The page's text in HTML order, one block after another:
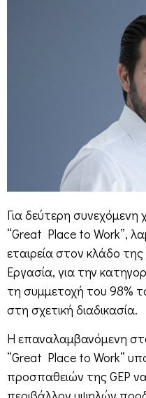
Για δεύτερη συνεχόμενη
“Great Place to Work”,
εταιρεία στον κλάδο
Εργασία, για την
τη συμμετοχή του 98%
στη σχετική διαδικασία.
Η επαναλαμβανόμενη
“Great Place to Work”
προσπαθειών της GEP